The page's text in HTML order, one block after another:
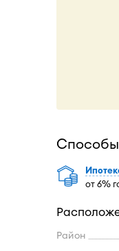
Способы
от 6%
Район